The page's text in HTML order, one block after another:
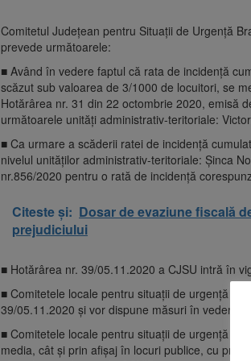
Comitetul Județean pentru Situații de Urgență
prevede următoarele:
■ Având în vedere faptul că rata de incidență
scăzut sub valoarea de 3/1000 de locuitori, se
Hotărârea nr. 31 din 22 octombrie 2020, emisă
următoarele unități administrativ-teritoriale:
■ Ca urmare a scăderii ratei de incidență
nivelul unităților administrativ-teritoriale: Șinca
nr.856/2020 pentru o rată de incidență
Citeste și: Dosar de evaziune fiscală
prejudiciului
■ Hotărârea nr. 39/05.11.2020 a CJSU intră în
■ Comitetele locale pentru situații de urgență
39/05.11.2020 și vor dispune măsuri în vederea
■ Comitetele locale pentru situații de urgență
media, cât și prin afișaj în locuri publice, cu